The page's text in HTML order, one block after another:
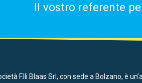
Il vostro referente
F.lli Blaas Srl, con sede a Bolzano, è